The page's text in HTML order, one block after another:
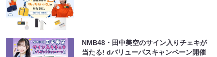
NMB48・田中美空のサイン入りチェキが
当たる! dバリューパスキャンペーン開催